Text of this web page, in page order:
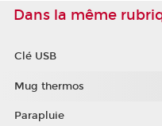
Dans la même
Clé USB
Mug thermos
Parapluie